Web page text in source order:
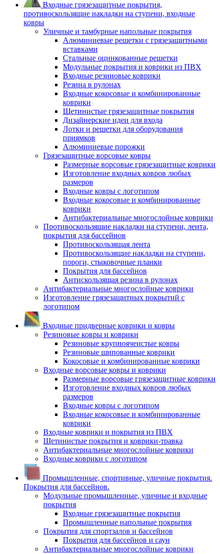
Входные грязезащитные покрытия,
противоскользящие накладки на ступени, входные
ковры
Уличные и тамбурные напольные покрытия
Алюминиевые решетки с грязезащитными
вставками
Стальные оцинкованные решетки
Модульные покрытия и коврики из ПВХ
Входные резиновые коврики
Резина в рулонах
Входные кокосовые и комбинированные
коврики
Щетинистые грязезащитные покрытия
Дизайнерские идеи для входа
Лотки и решетки для оборудования
приямков
Алюминиевые порожки
Грязезащитные ворсовые ковры
Размерные ворсовые грязезащитные коврики
Изготовление входных ковров любых
размеров
Входные ковры с логотипом
Входные кокосовые и комбинированные
коврики
Антибактериальные многослойные коврики
Противоскользящие накладки на ступени, лента,
покрытия для бассейнов
Противоскользящая лента
Противоскользящие накладки на ступени,
пороги, стыковочные планки
Покрытия для бассейнов
Антискользящая резина в рулонах
Антибактериальные многослойные коврики
Изготовление грязезащитных покрытий с
логотипом
Входные придверные коврики и ковры
Резиновые ковры и коврики
Резиновые крупноячеистые ковры
Резиновые шипованные коврики
Кокосовые и комбинированные коврики
Входные ворсовые ковры и коврики
Размерные ворсовые грязезащитные коврики
Изготовление входных ковров любых
размеров
Входные ковры с логотипом
Входные кокосовые и комбинированные
коврики
Входные коврики и покрытия из ПВХ
Щетинистые покрытия и коврики-травка
Антибактериальные многослойные коврики
Входные коврики с логотипом
Промышленные, спортивные, уличные покрытия.
Покрытия для бассейнов.
Модульные промышленные, уличные и входные
покрытия
Входные грязезащитные покрытия
Промышленные напольные покрытия
Покрытия для спортзалов и бассейнов
Покрытия для бассейнов и саун
Антибактериальные многослойные коврики